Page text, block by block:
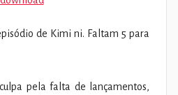
de Kimi ni. Faltam 5 para
pela falta de lançamentos,